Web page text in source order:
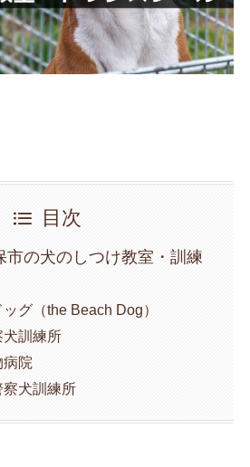
目次
市の犬のしつけ教室・訓練
グ（the Beach Dog）
訓練所
病院
犬訓練所